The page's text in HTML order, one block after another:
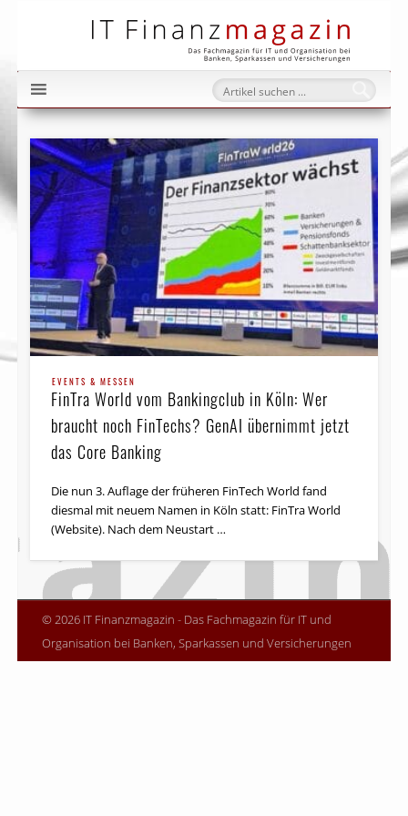
EVENTS & MESSEN
FinTra World vom Bankingclub in Köln: Wer
braucht noch FinTechs? GenAI übernimmt jetzt
das Core Banking
Die nun 3. Auflage der früheren FinTech World fand
diesmal mit neuem Namen in Köln statt: FinTra World
(Website). Nach dem Neustart …
© 2026 IT Finanzmagazin - Das Fachmagazin für IT und
Organisation bei Banken, Sparkassen und Versicherungen